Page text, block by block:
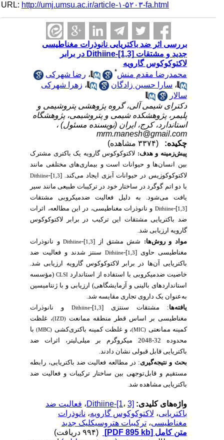
URL:http://umj.umsu.ac.ir/article-۱-۵۲۰۳-fa.html
بررسی اثر ضد باکتریایی نانوذرات مغناطیسی
جدید و مشتقات Dithiine-[1,3] در برابر
لاکتوکوکوس گارویه
محمدرضا مقدم منش* ،رضا شهرکی
،سارا حسین زادگان ،زهرا شهرکی
سالار
دکترای شیمی آلی، گروه پژوهشی پتروشیمی و
پلیمر، پژوهشکده شیمی و پتروشیمی، پژوهشگاه
استاندارد، کرج، ایران (نویسنده مسئول) ،
mrm.manesh@gmail.com
چکیده:
پیش‌زمینه و هدف:لاکتوکوکوس گارویه یک باکتری مشترک
بین انسان‌ها و حیوانات است و بیماری‌های مختلفی مانند
لاکتوکوکوزیس در حیوانات آبزی ایجاد می‌کند.
Dithiine -[1,3
]
با دو اتم گوگرد در ساختار خود در ترکیبات طبیعی مانند سیر
یافت می‌شود. به دلیل فعالیت ضدمیکروبی مشتقات
Dithiine-[1,3
] و نانوذرات مغناطیسی، در این مطالعه، اثرات
ضد باکتریایی مشتقات این ترکیب در برابر لاکتوکوکوس
گارویه ارزیابی شد.
مواد و روش‌ها:شش مشتق از Dithiine -[1,3
] و نانوذرات
مغناطیسی حاوی
Dithiine -[1,3
] سنتز شدند و فعالیت ضد
باکتریایی آن‌ها در برابر لاکتوکوکوس گارویه ارزیابی شد.
خاصیت ضدمیکروبی با استفاده از استاندارد CLSI(مؤسسه
استانداردهای بالینی و آزمایشگاهی) ارزیابی و با ژنتامیسین
به‌عنوان یک داروی تجاری مقایسه شد.
یافته‌ها: مشتقات سنتزی Dithiine -[1,3
] و نانوذرات
مغناطیسی بر اساس قطر منطقه ممانعت(IZD)
، غلظت
کمینه ممانعتی(MIC) ، و غلظت کمینه باکتری‌کشی(MBC)
با
محدوده 32-2048 میکروگرم بر میلی‌لیتر، اثرات ضد
باکتریایی قابل قبولی نشان دادند .
بحث و نتیجه‌گیری :در مطالعه فعالیت ضد باکتریایی، رابطه
مستقیم و قابل‌توجهی بین ساختار ترکیبات و فعالیت ضد
باکتریایی مشاهده شد.
واژه‌های کلیدی: Dithiine-[1، 3] ،فعالیت ضد
باکتریایی،لاکتوکوکوس گارویه،نانوذرات
مغناطیسی،ترکیبات هتروسیکلیک جدید
متن کامل[PDF 895 kb]